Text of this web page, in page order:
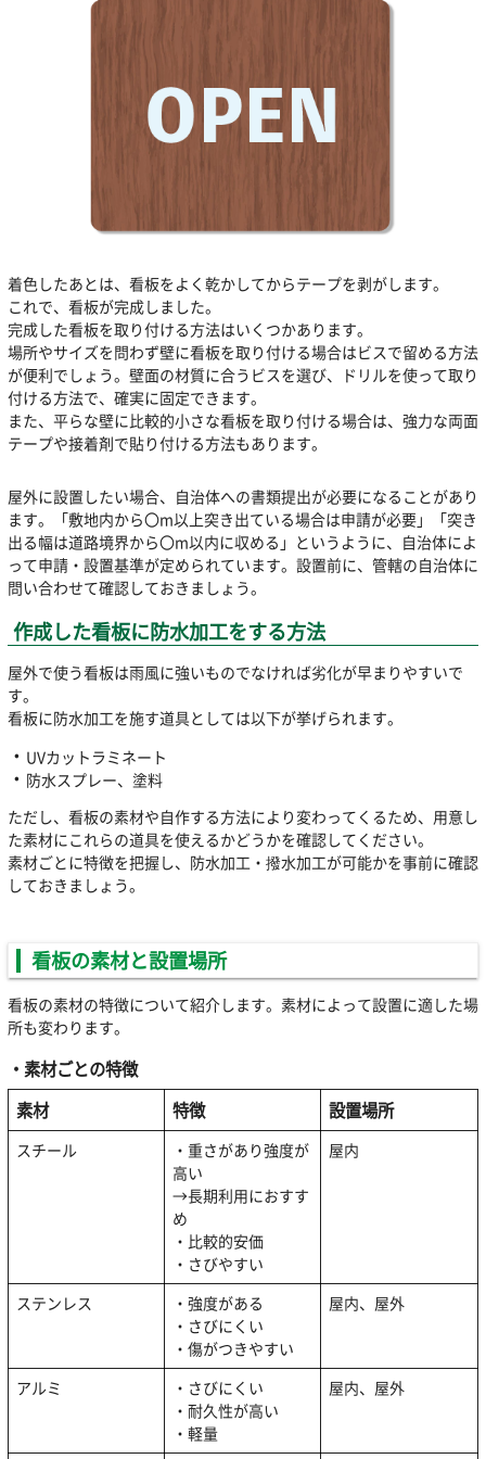
着色したあとは、看板をよく乾かしてからテープを剥がします。
これで、看板が完成しました。
完成した看板を取り付ける方法はいくつかあります。
場所やサイズを問わず壁に看板を取り付ける場合はビスで留める方法
が便利でしょう。壁面の材質に合うビスを選び、ドリルを使って取り
付ける方法で、確実に固定できます。
また、平らな壁に比較的小さな看板を取り付ける場合は、強力な両面
テープや接着剤で貼り付ける方法もあります。
屋外に設置したい場合、自治体への書類提出が必要になることがあり
ます。「敷地内から〇m以上突き出ている場合は申請が必要」「突き
出る幅は道路境界から〇m以内に収める」というように、自治体によ
って申請・設置基準が定められています。設置前に、管轄の自治体に
問い合わせて確認しておきましょう。
作成した看板に防水加工をする方法
屋外で使う看板は雨風に強いものでなければ劣化が早まりやすいで
す。
看板に防水加工を施す道具としては以下が挙げられます。
UVカットラミネート
防水スプレー、塗料
ただし、看板の素材や自作する方法により変わってくるため、用意し
た素材にこれらの道具を使えるかどうかを確認してください。
素材ごとに特徴を把握し、防水加工・撥水加工が可能かを事前に確認
しておきましょう。
看板の素材と設置場所
看板の素材の特徴について紹介します。素材によって設置に適した場
所も変わります。
・素材ごとの特徴
素材
特徴 設置場所
スチール
・重さがあり強度が
高い
→長期利用におすす
め
・比較的安価
・さびやすい
屋内
ステンレス
・強度がある
・さびにくい
・傷がつきやすい
屋内、屋外
アルミ
・さびにくい
・耐久性が高い
・軽量
屋内、屋外